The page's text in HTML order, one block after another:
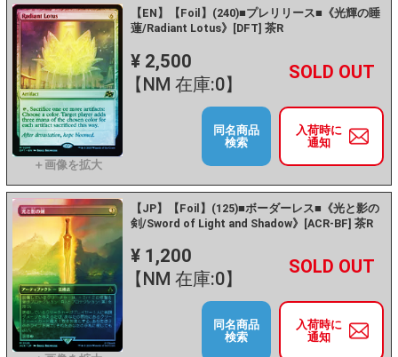
【EN】【Foil】(240)■プレリリース■《光輝の睡
蓮/Radiant Lotus》[DFT] 茶R
¥ 2,500
【NM 在庫:0】
－ +
入荷時に
通知
同名商品
検索
【JP】【Foil】(125)■ボーダーレス■《光と影の
剣/Sword of Light and Shadow》[ACR-BF] 茶R
¥ 1,200
【NM 在庫:0】
－ +
入荷時に
通知
同名商品
検索